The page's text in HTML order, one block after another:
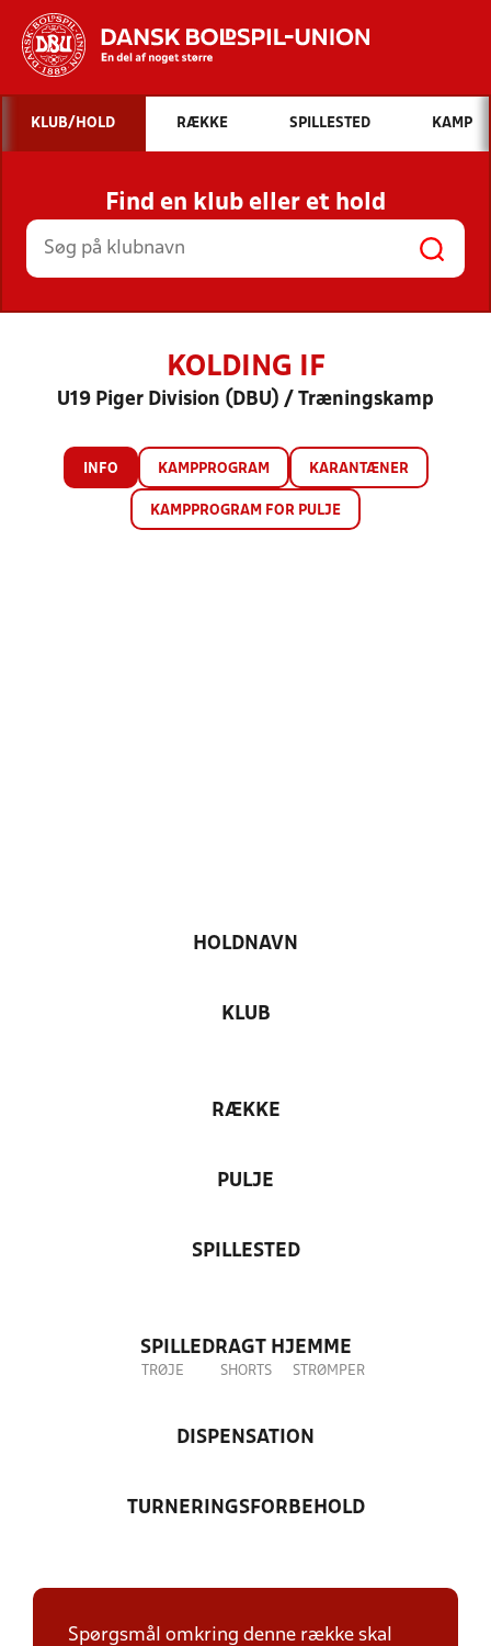
Hvad vil du søge efter?
INDHOLD OG NYHEDER
STILLINGER, RESULTATER, KLUBBER OG
HOLD
KLUB/HOLD RÆKKE SPILLESTED KAMP
Find en klub eller et hold
KOLDING IF
U19 Piger Division (DBU) / Træningskamp
INFO KAMPPROGRAM KARANTÆNER
KAMPPROGRAM FOR PULJE
HOLDNAVN
KLUB
RÆKKE
PULJE
SPILLESTED
SPILLEDRAGT HJEMME
TRØJE SHORTS STRØMPER
DISPENSATION
TURNERINGSFORBEHOLD
Spørgsmål omkring denne række skal